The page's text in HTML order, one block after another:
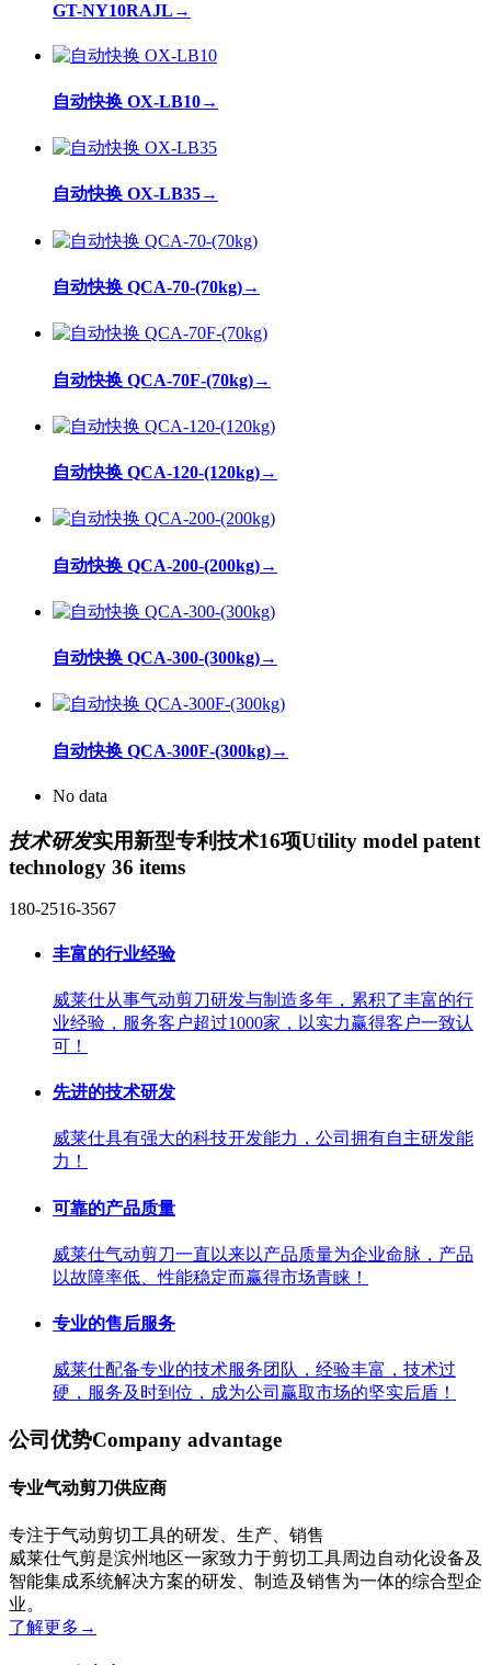
GT-NY10RAJL →
自动快换 OX-LB10→
自动快换 OX-LB35→
自动快换 QCA-70-(70kg)→
自动快换 QCA-70F-(70kg)→
自动快换 QCA-120-(120kg)→
自动快换 QCA-200-(200kg)→
自动快换 QCA-300-(300kg)→
自动快换 QCA-300F-(300kg)→
No data
技术研发实用新型专利技术16项Utility model patent
technology 36 items
180-2516-3567
丰富的行业经验
威莱仕从事气动剪刀研发与制造多年，累积了丰富的行
业经验，服务客户超过1000家，以实力赢得客户一致认
可！
先进的技术研发
威莱仕具有强大的科技开发能力，公司拥有自主研发能
力！
可靠的产品质量
威莱仕气动剪刀一直以来以产品质量为企业命脉，产品
以故障率低、性能稳定而赢得市场青睐！
专业的售后服务
威莱仕配备专业的技术服务团队，经验丰富，技术过
硬，服务及时到位，成为公司赢取市场的坚实后盾！
公司优势Company advantage
专业气动剪刀供应商
专注于气动剪切工具的研发、生产、销售
威莱仕气剪是滨州地区一家致力于剪切工具周边自动化设备及
智能集成系统解决方案的研发、制造及销售为一体的综合型企
业。
了解更多 →